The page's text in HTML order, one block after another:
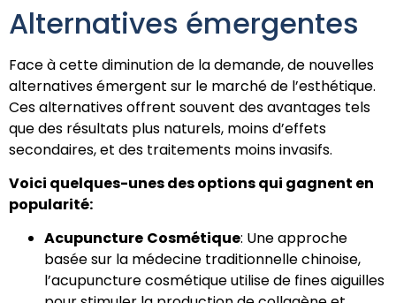
Alternatives émergentes
Face à cette diminution de la demande, de nouvelles
alternatives émergent sur le marché de l’esthétique.
Ces alternatives offrent souvent des avantages tels
que des résultats plus naturels, moins d’effets
secondaires, et des traitements moins invasifs.
Voici quelques-unes des options qui gagnent en
popularité:
Acupuncture Cosmétique: Une approche
basée sur la médecine traditionnelle chinoise,
l’acupuncture cosmétique utilise de fines aiguilles